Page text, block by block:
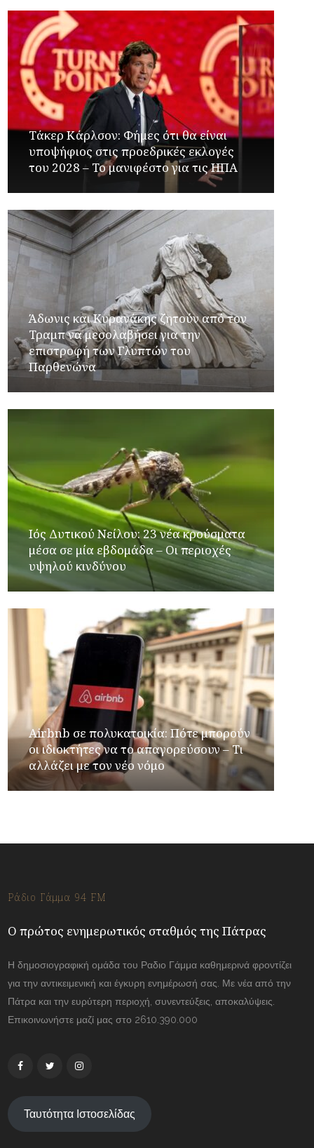
Τάκερ Κάρλσον: Φήμες ότι θα είναι
υποψήφιος στις προεδρικές εκλογές
του 2028 – Το μανιφέστο για τις ΗΠΑ
Άδωνις και Κυρανάκης ζητούν από τον
Τραμπ να μεσολαβήσει για την
επιστροφή των Γλυπτών του
Παρθενώνα
Ιός Δυτικού Νείλου: 23 νέα κρούσματα
μέσα σε μία εβδομάδα – Οι περιοχές
υψηλού κινδύνου
Airbnb σε πολυκατοικία: Πότε μπορούν
οι ιδιοκτήτες να το απαγορεύσουν – Τι
αλλάζει με τον νέο νόμο
Ράδιο Γάμμα 94 FM
Ο πρώτος ενημερωτικός σταθμός της Πάτρας
Η δημοσιογραφική ομάδα του Ραδιο Γάμμα καθημερινά φροντίζει
για την αντικειμενική και έγκυρη ενημέρωσή σας. Με νέα από την
Πάτρα και την ευρύτερη περιοχή, συνεντεύξεις, αποκαλύψεις.
Επικοινωνήστε μαζί μας στο 2610.390.000
Ταυτότητα Ιστοσελίδας